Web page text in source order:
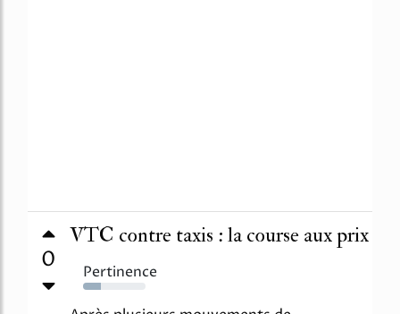
0
VTC contre taxis : la course aux prix
Pertinence
29%